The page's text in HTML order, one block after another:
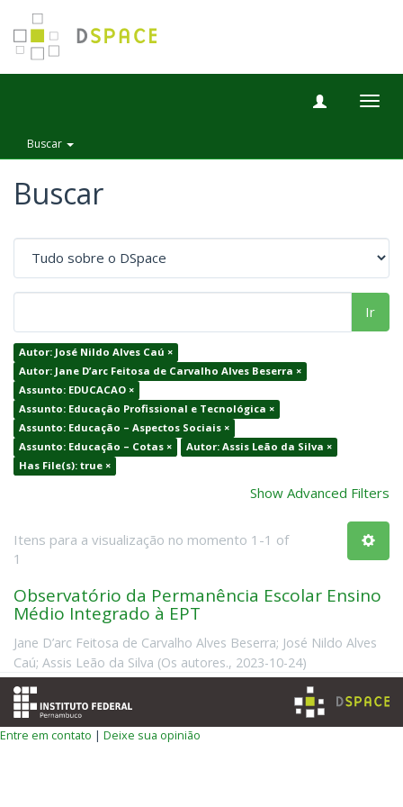
Buscar
Buscar
Ir
Autor: José Nildo Alves Caú ×
Autor: Jane D’arc Feitosa de Carvalho Alves Beserra ×
Assunto: EDUCACAO ×
Assunto: Educação Profissional e Tecnológica ×
Assunto: Educação – Aspectos Sociais ×
Assunto: Educação – Cotas ×
Autor: Assis Leão da Silva ×
Has File(s): true ×
Show Advanced Filters
Itens para a visualização no momento 1-1 of
1
Observatório da Permanência Escolar Ensino
Médio Integrado à EPT
Jane D’arc Feitosa de Carvalho Alves Beserra; José Nildo Alves
Caú; Assis Leão da Silva (Os autores., 2023-10-24)
Entre em contato | Deixe sua opinião